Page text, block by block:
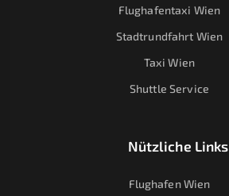
Flughafentaxi Wien
Stadtrundfahrt Wien
Taxi Wien
Shuttle Service
Nützliche Links
Flughafen Wien